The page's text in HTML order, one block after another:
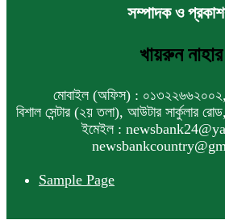
সম্পাদক ও
খায়রুন নাহার
মোবাইল (অফিস) :
বিশাল সেন্টার (২য় তলা), আউটার সার্কুলার
ইমেইল :
Sample Page